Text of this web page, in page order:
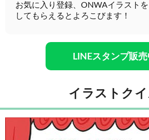
お気に入り登録、ONWAイラスト
してもらえるとよろこびます！
LINEスタンプ販売
イラストク